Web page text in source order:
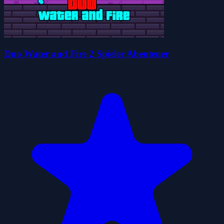
Duo Water and Fire 2 Spieler Abenteuer